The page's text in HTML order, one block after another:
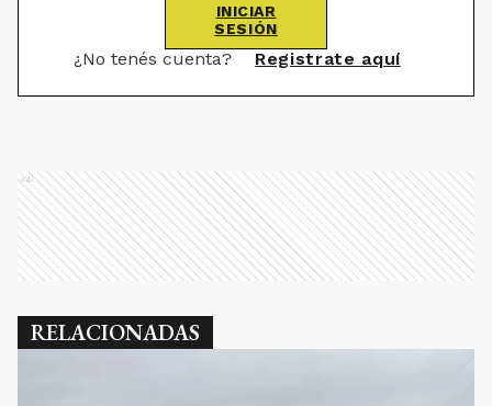
INICIAR
SESIÓN
¿No tenés cuenta? Registrate aquí
Ads
RELACIONADAS